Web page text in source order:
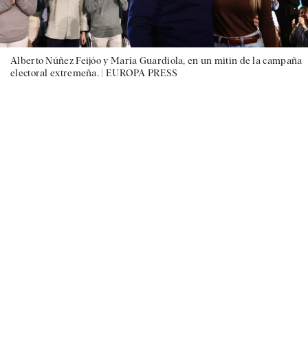
Alberto Núñez Feijóo y María Guardiola, en un mitin de la campaña
electoral extremeña. | EUROPA PRESS